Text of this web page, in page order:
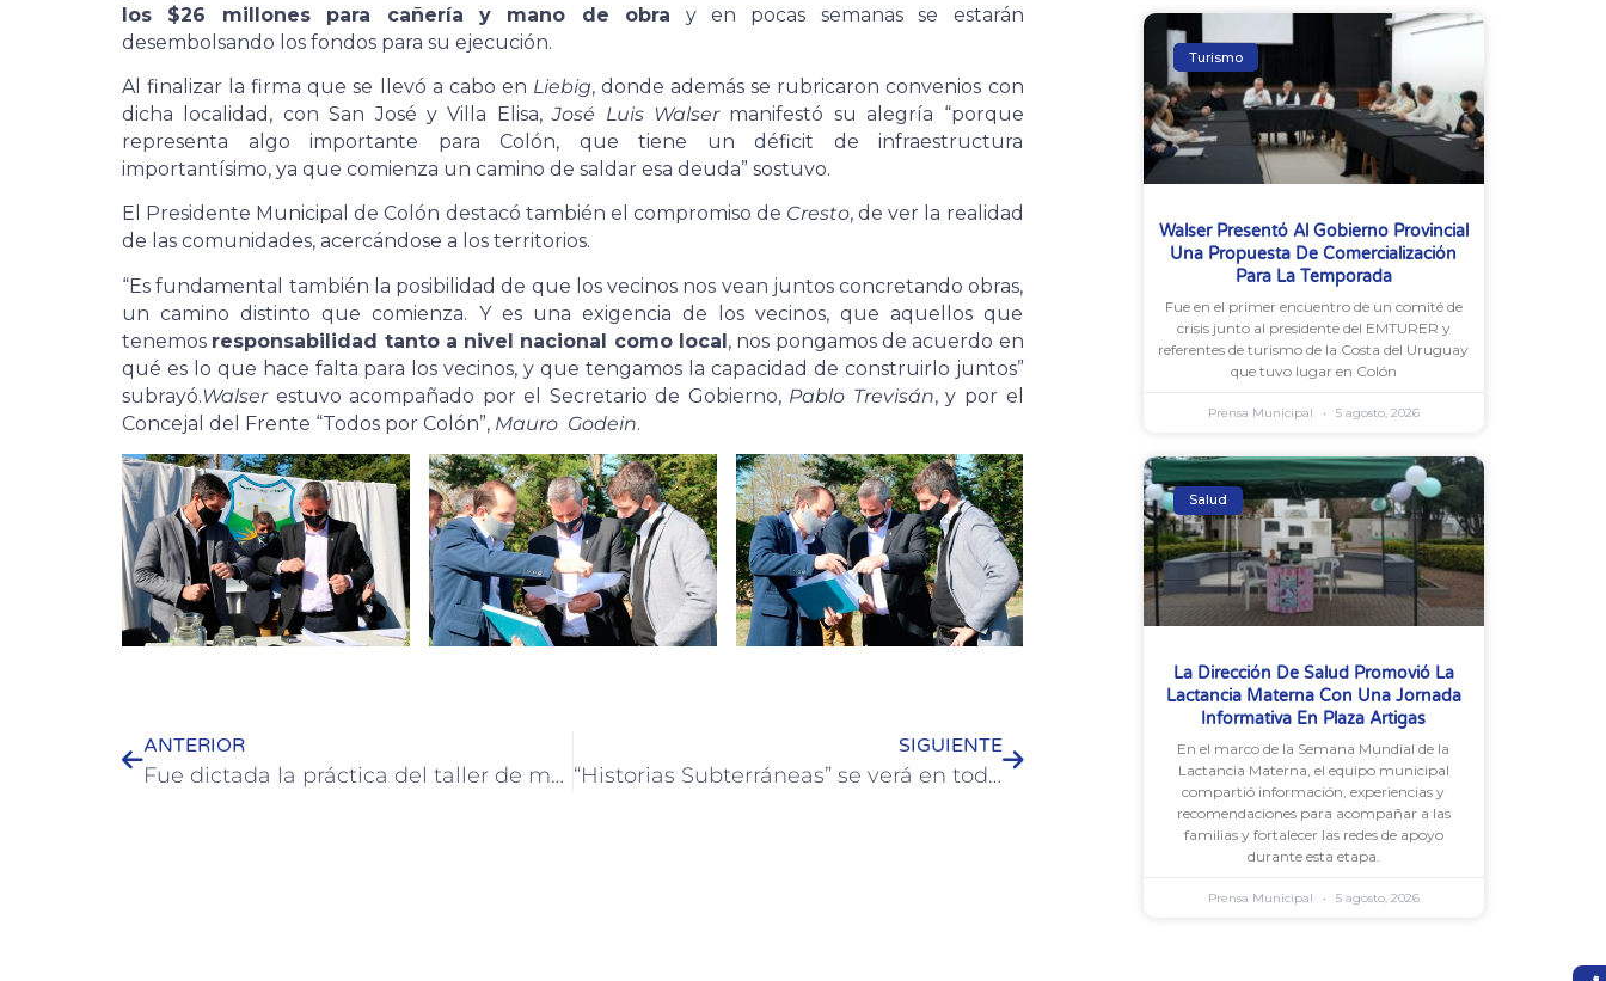
los $26 millones para cañería y mano de obra y en pocas semanas se estarán
desembolsando los fondos para su ejecución.
Al finalizar la firma que se llevó a cabo en Liebig, donde además se rubricaron convenios con
dicha localidad, con San José y Villa Elisa,José Luis Walsermanifestó su alegría “porque
representa algo importante para Colón, que tiene un déficit de infraestructura
importantísimo, ya que comienza un camino de saldar esa deuda” sostuvo.
El Presidente Municipal de Colón destacó también el compromiso de Cresto, de ver la realidad
de las comunidades, acercándose a los territorios.
“Es fundamental también la posibilidad de que los vecinos nos vean juntos concretando obras,
un camino distinto que comienza. Y es una exigencia de los vecinos, que aquellos que
tenemos responsabilidad tanto a nivel nacional como local, nos pongamos de acuerdo en
qué es lo que hace falta para los vecinos, y que tengamos la capacidad de construirlo juntos”
subrayó.Walserestuvo acompañado por el Secretario de Gobierno, Pablo Trevisán, y por el
Concejal del Frente “Todos por Colón”, Mauro Godein.
ANTERIOR
Fue dictada la práctica del taller de manejo de perros de refugios
SIGUIENTE
“Historias Subterráneas” se verá en toda la provincia de Entre Ríos
Turismo
Walser Presentó Al Gobierno Provincial
Una Propuesta De Comercialización
Para La Temporada
Fue en el primer encuentro de un comité de
crisis junto al presidente del EMTURER y
referentes de turismo de la Costa del Uruguay
que tuvo lugar en Colón
Prensa Municipal 5 agosto, 2026
Salud
La Dirección De Salud Promovió La
Lactancia Materna Con Una Jornada
Informativa En Plaza Artigas
En el marco de la Semana Mundial de la
Lactancia Materna, el equipo municipal
compartió información, experiencias y
recomendaciones para acompañar a las
familias y fortalecer las redes de apoyo
durante esta etapa.
Prensa Municipal 5 agosto, 2026